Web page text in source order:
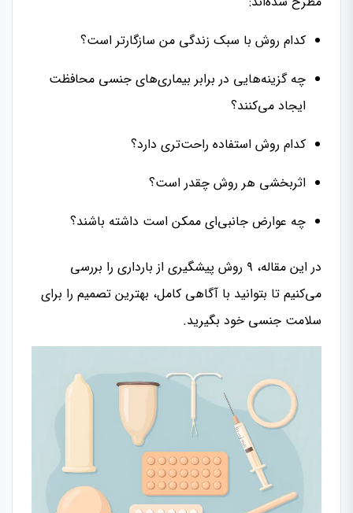
کدام روش با سبک زندگی من سازگارتر است؟
چه گزینه‌هایی در برابر بیماری‌های جنسی محافظت
ایجاد می‌کنند؟
کدام روش استفاده راحت‌تری دارد؟
اثربخشی هر روش چقدر است؟
چه عوارض جانبی‌ای ممکن است داشته باشند؟
در این مقاله، ۹ روش پیشگیری از بارداری را بررسی
می‌کنیم تا بتوانید با آگاهی کامل، بهترین تصمیم را برای
سلامت جنسی خود بگیرید.